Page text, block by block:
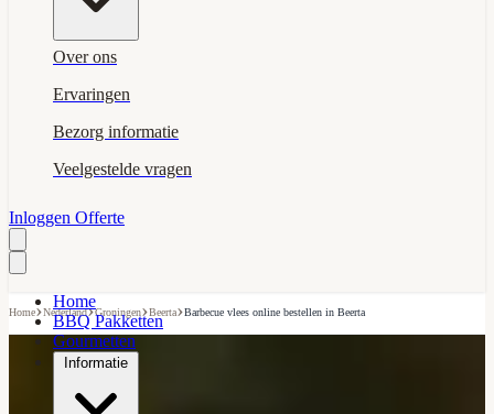
Over ons
Ervaringen
Bezorg informatie
Veelgestelde vragen
Inloggen Offerte
Home
BBQ Pakketten
Gourmetten
Informatie
Home›Nederland›Groningen›Beerta›Barbecue vlees online bestellen in Beerta